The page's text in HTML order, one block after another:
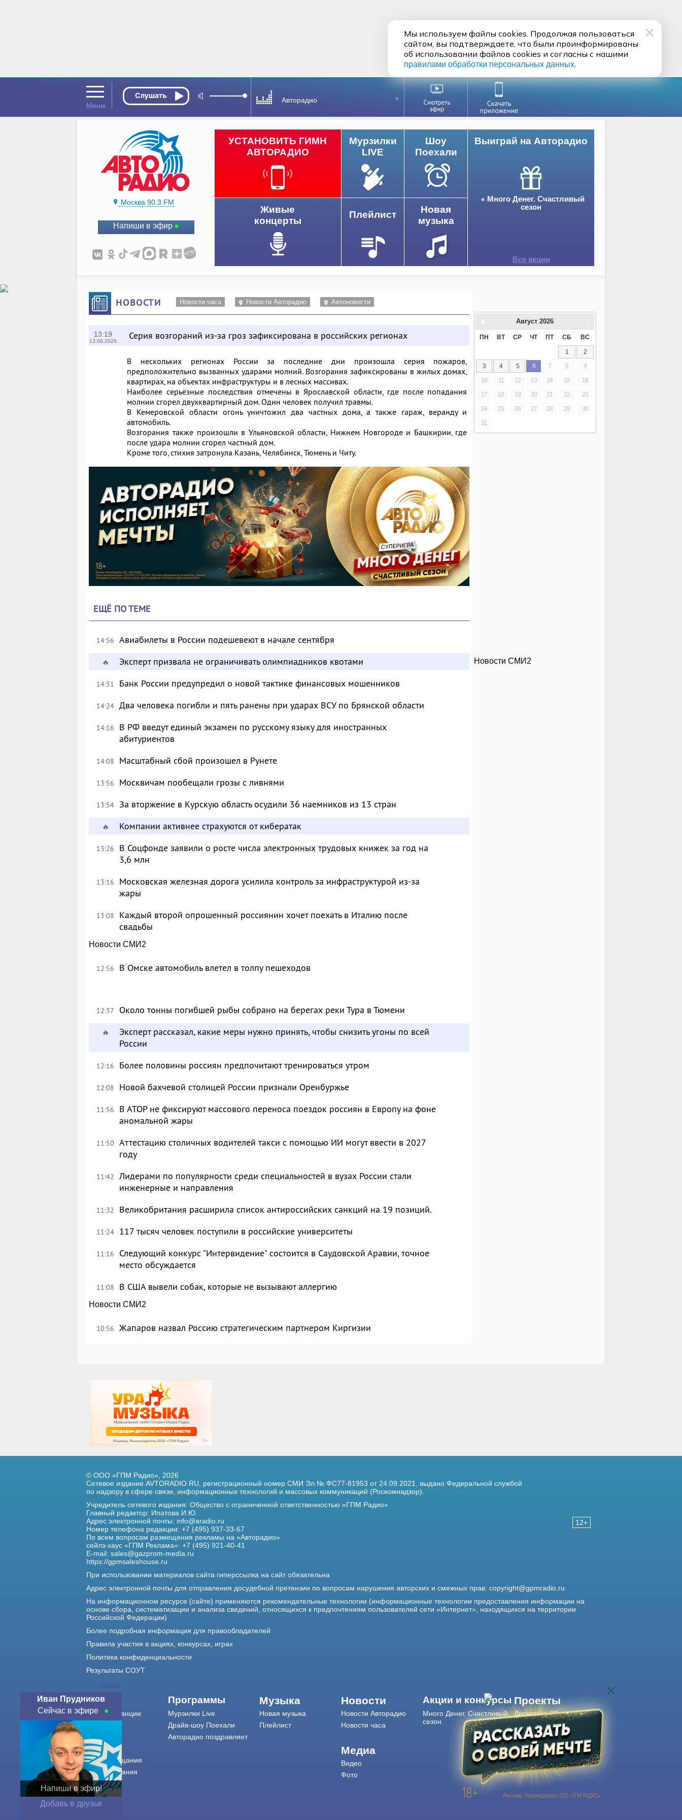
Авторадио
Москва 90.3 FM
Напиши в эфир
Выиграй на Авторадио
Много Денег. Счастливый
сезон
Все акции
УСТАНОВИТЬ ГИМН
АВТОРАДИО
Мурзилки
LIVE
Шоу
Поехали
Живые
концерты
Плейлист
Новая
музыка
НОВОСТИ Новости часа Новости Авторадио Автоновости
13:19
13.06.2026 Серия возгораний из-за гроз зафиксирована в российских регионах
В нескольких регионах России за последние дни произошла серия пожаров,
предположительно вызванных ударами молний. Возгорания зафиксированы в жилых домах,
квартирах, на объектах инфраструктуры и в лесных массивах.
Наиболее серьёзные последствия отмечены в Ярославской области, где после попадания
молнии сгорел двухквартирный дом. Один человек получил травмы.
В Кемеровской области огонь уничтожил два частных дома, а также гараж, веранду и
автомобиль.
Возгорания также произошли в Ульяновской области, Нижнем Новгороде и Башкирии, где
после удара молнии сгорел частный дом.
Кроме того, стихия затронула Казань, Челябинск, Тюмень и Читу.
ЕЩЁ ПО ТЕМЕ
14:56 Авиабилеты в России подешевеют в начале сентября
🔥 Эксперт призвала не ограничивать олимпиадников квотами
14:31 Банк России предупредил о новой тактике финансовых мошенников
14:24 Два человека погибли и пять ранены при ударах ВСУ по Брянской области
14:16
В РФ введут единый экзамен по русскому языку для иностранных
абитуриентов
14:08 Масштабный сбой произошел в Рунете
13:56 Москвичам пообещали грозы с ливнями
13:54 За вторжение в Курскую область осудили 36 наемников из 13 стран
🔥 Компании активнее страхуются от кибератак
13:26
В Соцфонде заявили о росте числа электронных трудовых книжек за год на
3,6 млн
13:16
Московская железная дорога усилила контроль за инфраструктурой из-за
жары
13:08
Каждый второй опрошенный россиянин хочет поехать в Италию после
свадьбы
Новости СМИ2
12:56 В Омске автомобиль влетел в толпу пешеходов
12:37 Около тонны погибшей рыбы собрано на берегах реки Тура в Тюмени
🔥
Эксперт рассказал, какие меры нужно принять, чтобы снизить угоны по всей
России
12:16 Более половины россиян предпочитают тренироваться утром
12:08 Новой бахчевой столицей России признали Оренбуржье
11:56
В АТОР не фиксируют массового переноса поездок россиян в Европу на фоне
аномальной жары
11:50 Аттестацию столичных водителей такси с помощью ИИ могут ввести в 2027
году
11:42 Лидерами по популярности среди специальностей в вузах России стали
инженерные и направления
11:32 Великобритания расширила список антироссийских санкций на 19 позиций.
11:24 117 тысяч человек поступили в российские университеты
11:16
Следующий конкурс "Интервидение" состоится в Саудовской Аравии, точное
место обсуждается
11:08 В США вывели собак, которые не вызывают аллергию
Новости СМИ2
10:56 Жапаров назвал Россию стратегическим партнером Киргизии
Август 2026
ПН ВТ СР ЧТ ПТ СБ ВС
1
2
3
4 5 6 7 8
9
10
11 12 13 14 15
16
17
18 19 20 21 22
23
24
25 26 27 28 29
30
31
Новости СМИ2
Скрыть
Иван Прудников
Сейчас в эфире
Напиши в эфир!
Добавь в друзья
12+
© ООО «ГПМ Радио», 2026
Сетевое издание AVTORADIO.RU, регистрационный номер СМИ Эл № ФС77-81953 от 24.09.2021, выдано Федеральной службой
по надзору в сфере связи, информационных технологий и массовых коммуникаций (Роскомнадзор).
Учредитель сетевого издания: Общество с ограниченной ответственностью «ГПМ Радио»
Главный редактор: Ипатова И.Ю.
Адрес электронной почты: info@aradio.ru
Номер телефона редакции: +7 (495) 937-33-67
По всем вопросам размещения рекламы на «Авторадио»
сейлз-хаус «ГПМ Реклама»: +7 (495) 921-40-41
E-mail: sales@gazprom-media.ru
https://gpmsaleshouse.ru
При использовании материалов сайта гиперссылка на сайт обязательна
Адрес электронной почты для отправления досудебной претензии по вопросам нарушения авторских и смежных прав: copyright@gpmradio.ru
На информационном ресурсе (сайте) применяются рекомендательные технологии (информационные технологии предоставления информации на
основе сбора, систематизации и анализа сведений, относящихся к предпочтениям пользователей сети «Интернет», находящихся на территории
Российской Федерации)
Более подробная информация для правообладателей
Правила участия в акциях, конкурсах, играх
Политика конфиденциальности
Результаты СОУТ
О нас
О радиостанции
Контакты
Реклама
Города вещания
Сетка вещания
История
Оферта
Программы
Мурзилки Live
Драйв-шоу Поехали
Авторадио поздравляет
Музыка
Новая музыка
Плейлист
Новости
Новости Авторадио
Новости часа
Медиа
Видео
Фото
Акции и конкурсы
Много Денег. Счастливый
сезон
Проекты
Дискотека 80-х
Живые концерты
Журнал Авторадио
Авторадиов смартфоне
Мы используем файлы cookies. Продолжая пользоваться
сайтом, вы подтверждаете, что были проинформированы
об использовании файлов cookies и согласны с нашими
правилами обработки персональных данных.